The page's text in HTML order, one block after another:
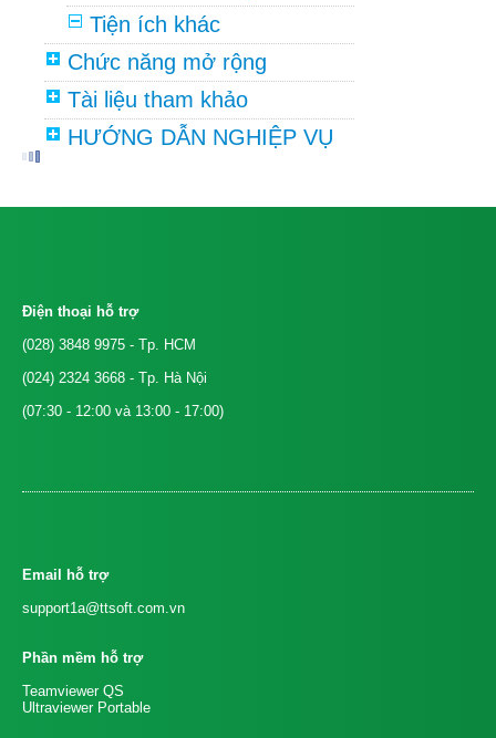
Tiện ích khác
Chức năng mở rộng
Tài liệu tham khảo
HƯỚNG DẪN NGHIỆP VỤ
Điện thoại hỗ trợ
(028) 3848 9975 - Tp. HCM
(024) 2324 3668 - Tp. Hà Nội
(07:30 - 12:00 và 13:00 - 17:00)
Email hỗ trợ
support1a@ttsoft.com.vn
Phần mềm hỗ trợ
Teamviewer QS
Ultraviewer Portable